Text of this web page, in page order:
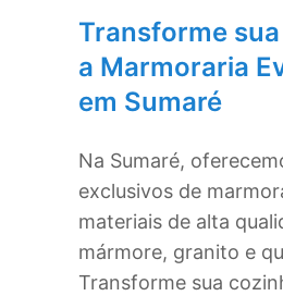
Transforme
a Marmoraria
em Sumaré
Na Sumaré,
exclusivos de
materiais de alta
mármore, granito e
Transforme sua